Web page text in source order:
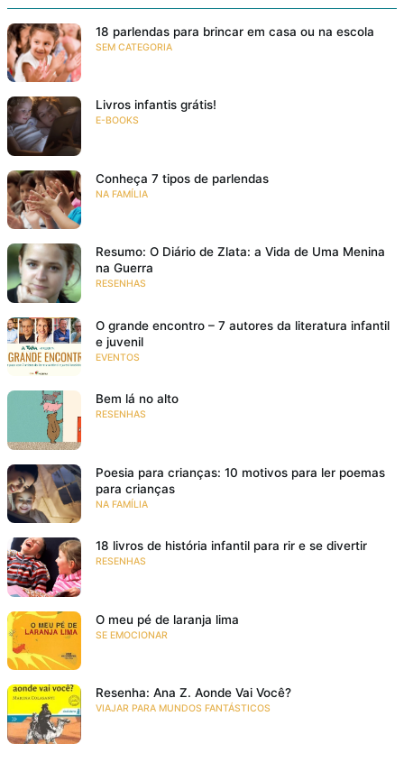
18 parlendas para brincar em casa ou na escola
SEM CATEGORIA
Livros infantis grátis!
E-BOOKS
Conheça 7 tipos de parlendas
NA FAMÍLIA
Resumo: O Diário de Zlata: a Vida de Uma Menina
na Guerra
RESENHAS
O grande encontro – 7 autores da literatura infantil
e juvenil
EVENTOS
Bem lá no alto
RESENHAS
Poesia para crianças: 10 motivos para ler poemas
para crianças
NA FAMÍLIA
18 livros de história infantil para rir e se divertir
RESENHAS
O meu pé de laranja lima
SE EMOCIONAR
Resenha: Ana Z. Aonde Vai Você?
VIAJAR PARA MUNDOS FANTÁSTICOS